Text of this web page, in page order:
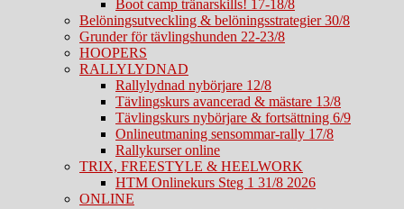
Boot camp tränarskills! 17-18/8
Belöningsutveckling & belöningsstrategier 30/8
Grunder för tävlingshunden 22-23/8
HOOPERS
RALLYLYDNAD
Rallylydnad nybörjare 12/8
Tävlingskurs avancerad & mästare 13/8
Tävlingskurs nybörjare & fortsättning 6/9
Onlineutmaning sensommar-rally 17/8
Rallykurser online
TRIX, FREESTYLE & HEELWORK
HTM Onlinekurs Steg 1 31/8 2026
ONLINE